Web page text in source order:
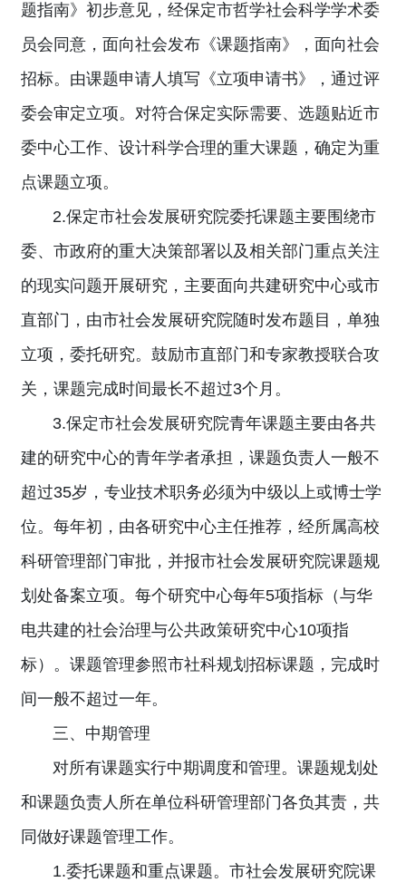
题指南》初步意见，经保定市哲学社会科学学术委
员会同意，面向社会发布《课题指南》，面向社会
招标。由课题申请人填写《立项申请书》，通过评
委会审定立项。对符合保定实际需要、选题贴近市
委中心工作、设计科学合理的重大课题，确定为重
点课题立项。
2.保定市社会发展研究院委托课题主要围绕市
委、市政府的重大决策部署以及相关部门重点关注
的现实问题开展研究，主要面向共建研究中心或市
直部门，由市社会发展研究院随时发布题目，单独
立项，委托研究。鼓励市直部门和专家教授联合攻
关，课题完成时间最长不超过3个月。
3.保定市社会发展研究院青年课题主要由各共
建的研究中心的青年学者承担，课题负责人一般不
超过35岁，专业技术职务必须为中级以上或博士学
位。每年初，由各研究中心主任推荐，经所属高校
科研管理部门审批，并报市社会发展研究院课题规
划处备案立项。每个研究中心每年5项指标（与华
电共建的社会治理与公共政策研究中心10项指
标）。课题管理参照市社科规划招标课题，完成时
间一般不超过一年。
三、中期管理
对所有课题实行中期调度和管理。课题规划处
和课题负责人所在单位科研管理部门各负其责，共
同做好课题管理工作。
1.委托课题和重点课题。市社会发展研究院课